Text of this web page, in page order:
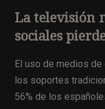
La televisión
sociales
El uso de medios de
los soportes
56% de los